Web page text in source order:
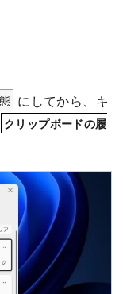
にしてから、キ
クリップボードの履